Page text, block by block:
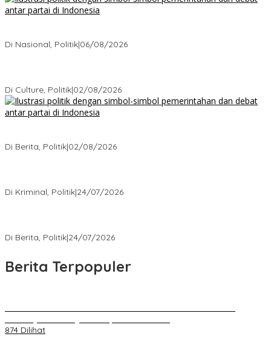
Di Nasional, Politik|06/08/2026
Di Culture, Politik|02/08/2026
Di Berita, Politik|02/08/2026
Di Kriminal, Politik|24/07/2026
Di Berita, Politik|24/07/2026
Berita Terpopuler
874 Dilihat